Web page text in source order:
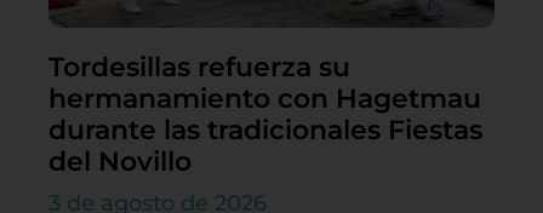
Tordesillas refuerza su
hermanamiento con Hagetmau
durante las tradicionales Fiestas
del Novillo
3 de agosto de 2026